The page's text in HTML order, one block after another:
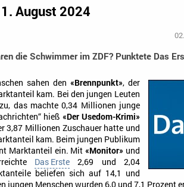
August 2024
die Schwimmer im ZDF? Punktete Das
sahen den«Brennpunkt», der
kam. Bei den jungen Leuten
das machte 0,34 Millionen junge
hieß «Der Usedom-Krimi»
3,87 Millionen Zuschauer hatte und
kam. Beim jungen Publikum
Marktanteil ein. Mit«Monitor» und
Das Erste 2,69 und 2,04
beliefen sich auf 14,1 und
jungen Menschen wurden 6,0 und 7,1 Prozent